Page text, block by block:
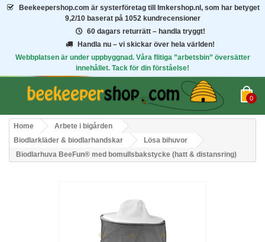
Beekeepershop.com är systerföretag till Imkershop.nl, som har betyget
9,2/10 baserat på 1052 kundrecensioner
60 dagars returrätt – handla tryggt!
Handla nu – vi skickar över hela världen!
Webbplatsen är under uppbyggnad. Våra flitiga ”arbetsbin” översätter
innehållet. Tack för din förståelse!
0
Home
Arbete i bigården
Biodlarkläder & biodlarhandskar
Lösa bihuvor
Biodlarhuva BeeFun® med bomullsbakstycke (hatt & distansring)